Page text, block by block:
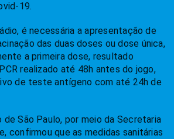
19.
é necessária a apresentação de
das duas doses ou dose única,
a primeira dose, resultado
realizado até 48h antes do jogo,
de teste antígeno com até 24h de
de São Paulo, por meio da Secretaria
confirmou que as medidas sanitárias